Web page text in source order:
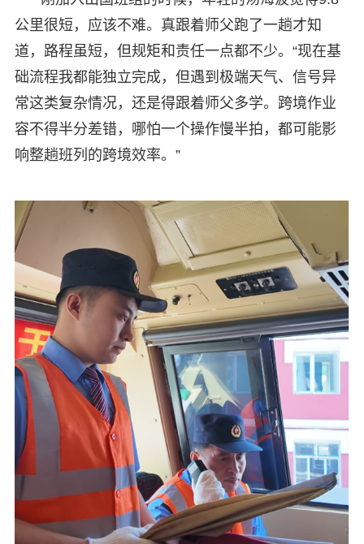
公里很短，应该不难。真跟着师父跑了一趟才知
道，路程虽短，但规矩和责任一点都不少。“现在基
础流程我都能独立完成，但遇到极端天气、信号异
常这类复杂情况，还是得跟着师父多学。跨境作业
容不得半分差错，哪怕一个操作慢半拍，都可能影
响整趟班列的跨境效率。”